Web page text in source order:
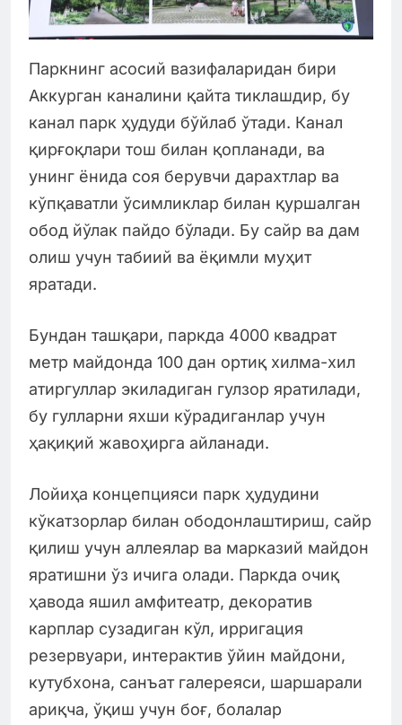
Паркнинг асосий вазифаларидан бири
Аккурган каналини қайта тиклашдир, бу
канал парк ҳудуди бўйлаб ўтади. Канал
қирғоқлари тош билан қопланади, ва
унинг ёнида соя берувчи дарахтлар ва
кўпқаватли ўсимликлар билан қуршалган
обод йўлак пайдо бўлади. Бу сайр ва дам
олиш учун табиий ва ёқимли муҳит
яратади.
Бундан ташқари, паркда 4000 квадрат
метр майдонда 100 дан ортиқ хилма-хил
атиргуллар экиладиган гулзор яратилади,
бу гулларни яхши кўрадиганлар учун
ҳақиқий жавоҳирга айланади.
Лойиҳа концепцияси парк ҳудудини
кўкатзорлар билан ободонлаштириш, сайр
қилиш учун аллеялар ва марказий майдон
яратишни ўз ичига олади. Паркда очиқ
ҳавода яшил амфитеатр, декоратив
карплар сузадиган кўл, ирригация
резервуари, интерактив ўйин майдони,
кутубхона, санъат галереяси, шаршарали
ариқча, ўқиш учун боғ, болалар